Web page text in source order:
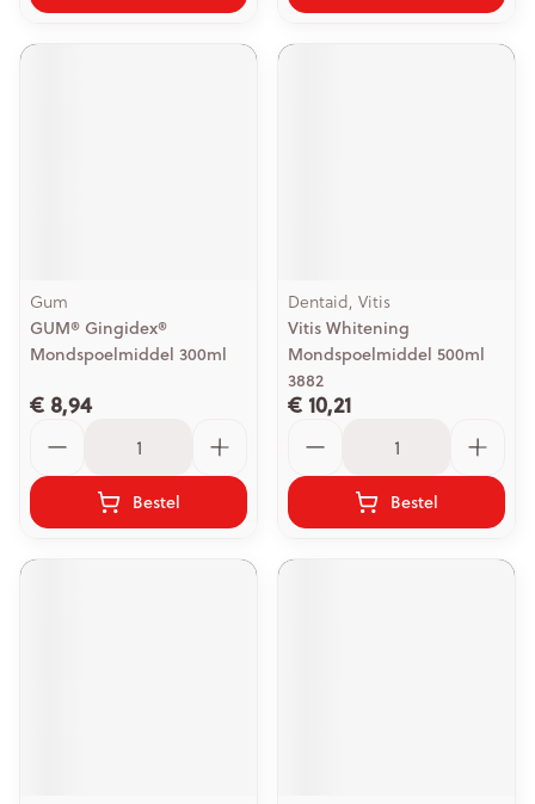
Gum
GUM® Gingidex®
Mondspoelmiddel 300ml
€ 8,94
Bestel
Dentaid, Vitis
Vitis Whitening
Mondspoelmiddel 500ml
3882
€ 10,21
Bestel